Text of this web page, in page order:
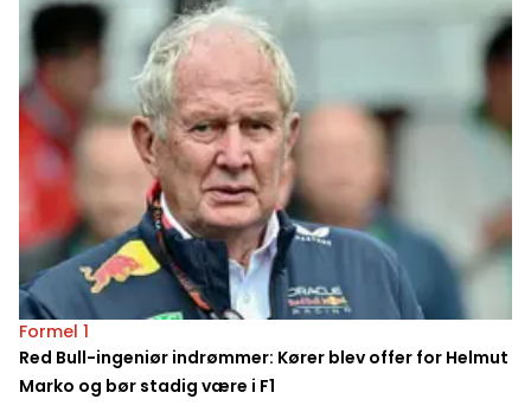
Formel 1
Red Bull-ingeniør indrømmer: Kører blev offer for Helmut
Marko og bør stadig være i F1